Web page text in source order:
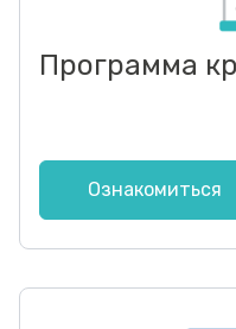
Программа
Ознакомиться